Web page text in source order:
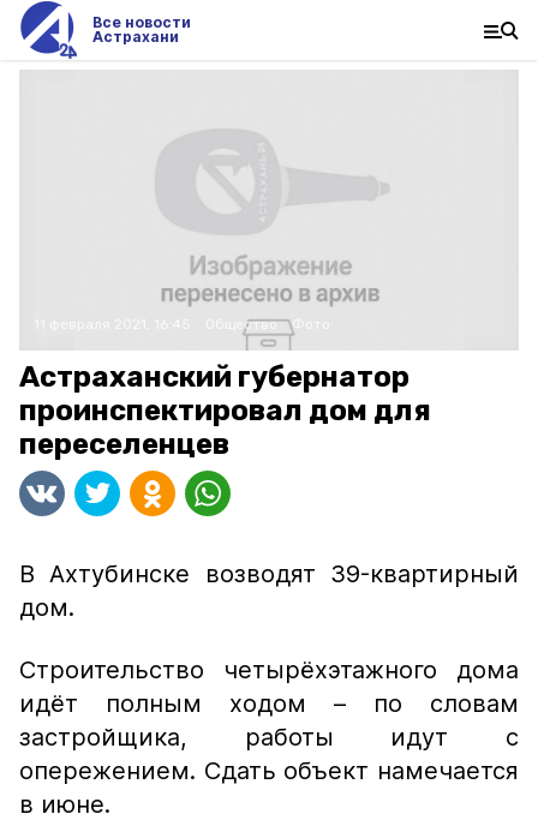
Все новости
Астрахани
Общество Фото:
Астраханский губернатор
проинспектировал дом для
переселенцев
В Ахтубинске возводят 39-квартирный
дом.
Строительство четырёхэтажного дома
идёт полным ходом – по словам
застройщика, работы идут с
опережением. Сдать объект намечается
в июне.